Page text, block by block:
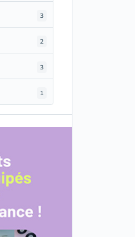
3
2
3
1